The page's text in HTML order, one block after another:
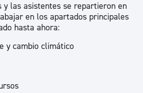
y las asistentes se repartieron en
en los apartados principales
hasta ahora:
y cambio climático